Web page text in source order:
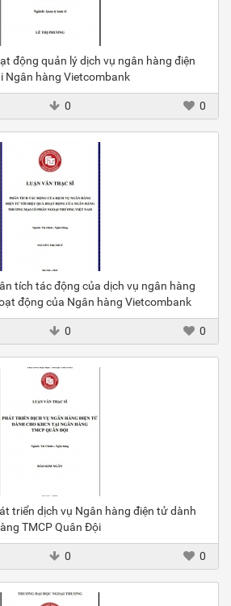
động quản lý dịch vụ ngân hàng điện
Ngân hàng Vietcombank
0 0
tích tác động của dịch vụ ngân hàng
động của Ngân hàng Vietcombank
0 0
triển dịch vụ Ngân hàng điện tử dành
TMCP Quân Đội
0 0